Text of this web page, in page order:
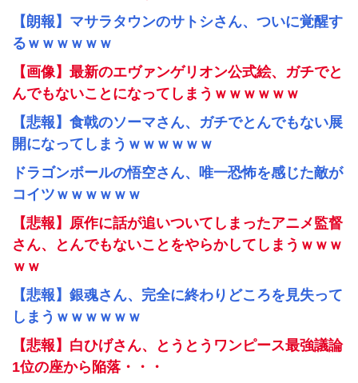
【朗報】マサラタウンのサトシさん、ついに覚醒す
るｗｗｗｗｗｗ
【画像】最新のエヴァンゲリオン公式絵、ガチでと
んでもないことになってしまうｗｗｗｗｗｗ
【悲報】食戟のソーマさん、ガチでとんでもない展
開になってしまうｗｗｗｗｗｗ
ドラゴンボールの悟空さん、唯一恐怖を感じた敵が
コイツｗｗｗｗｗｗ
【悲報】原作に話が追いついてしまったアニメ監督
さん、とんでもないことをやらかしてしまうｗｗｗ
ｗｗ
【悲報】銀魂さん、完全に終わりどころを見失って
しまうｗｗｗｗｗｗ
【悲報】白ひげさん、とうとうワンピース最強議論
1位の座から陥落・・・